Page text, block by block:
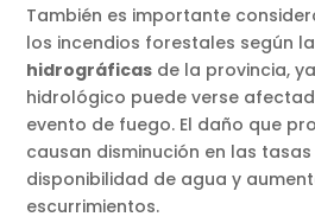
También es importante
los incendios forestales según
hidrográficas de la provincia,
hidrológico puede verse
evento de fuego. El daño que
causan disminución en las
disponibilidad de agua y
escurrimientos.